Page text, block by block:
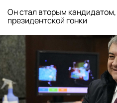
Он стал вторым
президентской гонки